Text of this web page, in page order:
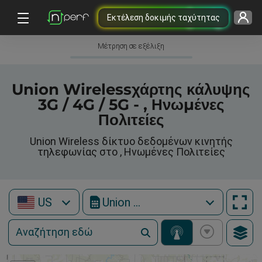
Εκτέλεση δοκιμής ταχύτητας
Μέτρηση σε εξέλιξη
Union Wirelessχάρτης κάλυψης
3G / 4G / 5G - , Ηνωμένες
Πολιτείες
Union Wireless δίκτυο δεδομένων κινητής
τηλεφωνίας στο , Ηνωμένες Πολιτείες
US Union Wireless